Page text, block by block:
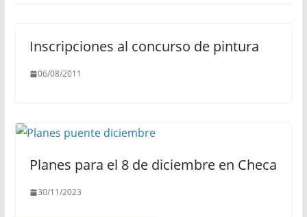
Inscripciones al concurso de pintura
06/08/2011
Planes para el 8 de diciembre en Checa
30/11/2023